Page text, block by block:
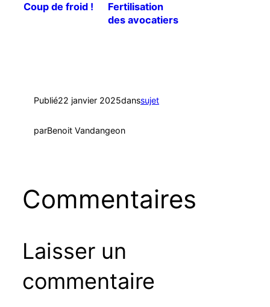
Coup de froid !
Fertilisation
des avocatiers
Publié22 janvier 2025danssujet
parBenoit Vandangeon
Commentaires
Laisser un
commentaire